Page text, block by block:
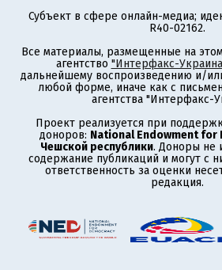
Субъект в сфере онлайн-медиа;
R40-02162.
Все материалы, размещенные на
агентство "Интерфакс-
дальнейшему воспроизведению и/
любой форме, иначе как с
агентства "Интерфакс-
Проект реализуется при
доноров: National Endowment for
Чешской республики. Доноры не
содержание публикаций и могут с
ответственность за оценки
редакция.